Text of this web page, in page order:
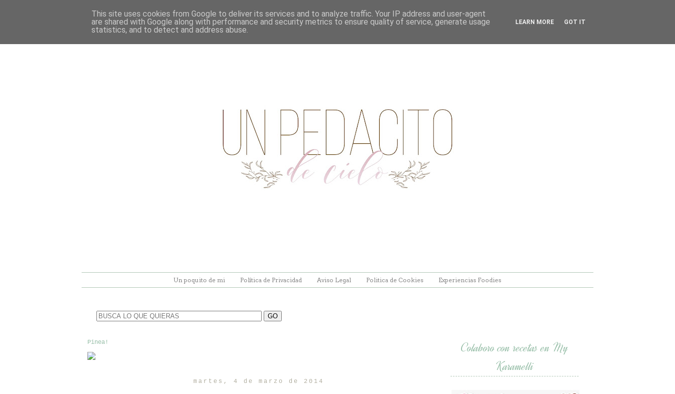
Un poquito de mi Política de Privacidad Aviso Legal Politica de Cookies Experiencias Foodies
Pinea!
martes, 4 de marzo de 2014
Colaboro con recetas en My
Karamelli
This site uses cookies from Google to deliver its services and to analyze traffic. Your IP address and user-agent
are shared with Google along with performance and security metrics to ensure quality of service, generate usage
statistics, and to detect and address abuse.
LEARN MORE GOT IT